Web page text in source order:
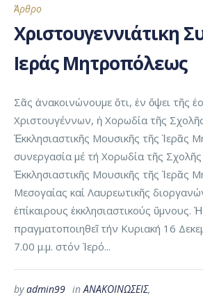
Άρθρο
Χριστουγεννιάτικη
Ιεράς Μητροπόλεως
Σᾶς ἀνακοινώνουμε ὅτι, ἐν ὄψει τῆς
Χριστουγέννων, ἡ Χορωδία τῆς
Ἐκκλησιαστικῆς Μουσικῆς τῆς Ἱερᾶς
συνεργασία μέ τή Χορωδία τῆς
Ἐκκλησιαστικῆς Μουσικῆς τῆς Ἱερᾶς
Μεσογαίας καί Λαυρεωτικῆς
ἐπίκαιρους ἐκκλησιαστικούς ὕμνους.
πραγματοποιηθεῖ τήν Κυριακή 16
7.00 μ.μ. στόν Ἱερό...
byadmin99 inΑΝΑΚΟΙΝΩΣΕΙΣ,